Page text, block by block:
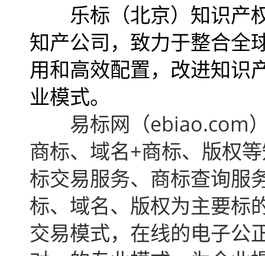
乐标（北京）知识产
知产公司， 致力于整合全
用和高效配置，改进知识
业模式。
易标网（ebiao.com
商标、域名+商标、版权
标交易服务、商标查询服
标、域名、版权为主要标
交易模式，在线的电子公